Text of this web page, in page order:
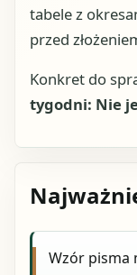
tabele z
przed
Konkret do
tygodni: Nie
Wzór pisma